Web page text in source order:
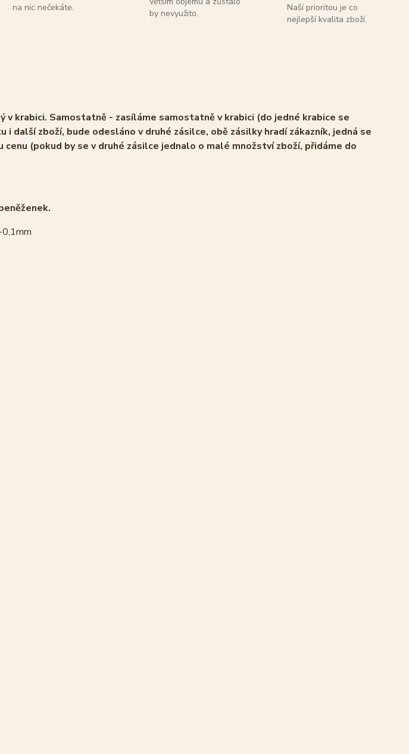
na nic nečekáte.
by nevyužito.
Naší prioritou je co
nejlepší kvalita zboží.
v krabici. Samostatně - zasíláme samostatně v krabici (do jedné krabice se
i další zboží, bude odesláno v druhé zásilce, obě zásilky hradí zákazník, jedná se
cenu (pokud by se v druhé zásilce jednalo o malé množství zboží, přidáme do